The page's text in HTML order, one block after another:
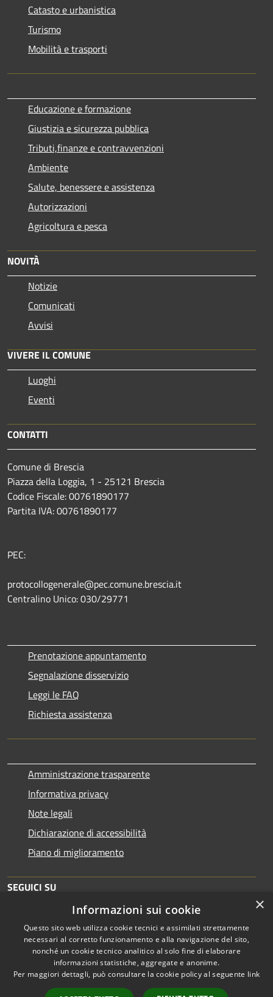
Catasto e urbanistica
Turismo
Mobilità e trasporti
Educazione e formazione
Giustizia e sicurezza pubblica
Tributi,finanze e contravvenzioni
Ambiente
Salute, benessere e assistenza
Autorizzazioni
Agricoltura e pesca
NOVITÀ
Notizie
Comunicati
Avvisi
VIVERE IL COMUNE
Luoghi
Eventi
CONTATTI
Comune di Brescia
Piazza della Loggia, 1 - 25121 Brescia
Codice Fiscale: 00761890177
Partita IVA: 00761890177
PEC:
protocollogenerale@pec.comune.brescia.it
Centralino Unico: 030/29771
Prenotazione appuntamento
Segnalazione disservizio
Leggi le FAQ
Richiesta assistenza
Amministrazione trasparente
Informativa privacy
Note legali
Dichiarazione di accessibilità
Piano di miglioramento
SEGUICI SU
RSS
Accessibilità
Copyright © 2026 • Comune di
×
Informazioni sui cookie
Questo sito web utilizza cookie tecnici e assimilati strettamente
necessari al corretto funzionamento e alla navigazione del sito,
nonché un cookie tecnico analitico al solo fine di elaborare
informazioni statistiche, aggregate e anonime.
Per maggiori dettagli, può consultare la cookie policy al seguente link